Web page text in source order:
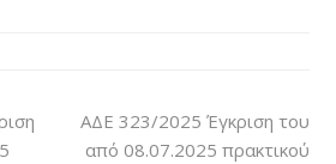
ΑΔΕ 323/2025 Έγκριση του
από 08.07.2025 πρακτικού